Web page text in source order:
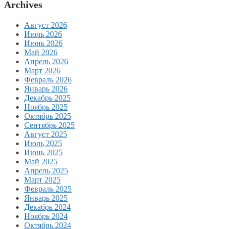
Archives
Август 2026
Июль 2026
Июнь 2026
Май 2026
Апрель 2026
Март 2026
Февраль 2026
Январь 2026
Декабрь 2025
Ноябрь 2025
Октябрь 2025
Сентябрь 2025
Август 2025
Июль 2025
Июнь 2025
Май 2025
Апрель 2025
Март 2025
Февраль 2025
Январь 2025
Декабрь 2024
Ноябрь 2024
Октябрь 2024